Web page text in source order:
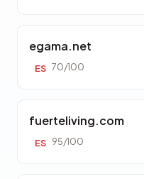
egama.net
ES 70/100
fuerteliving.com
ES 95/100